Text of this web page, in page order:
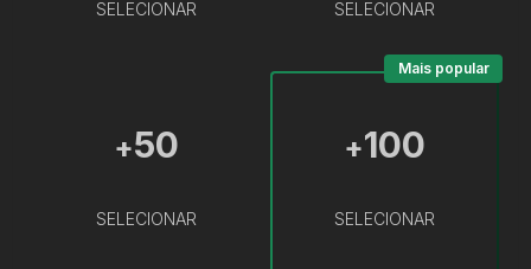
SELECIONAR SELECIONAR
+50
SELECIONAR
+100
SELECIONAR
Mais popular